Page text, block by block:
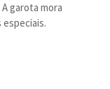
garota mora
especiais.